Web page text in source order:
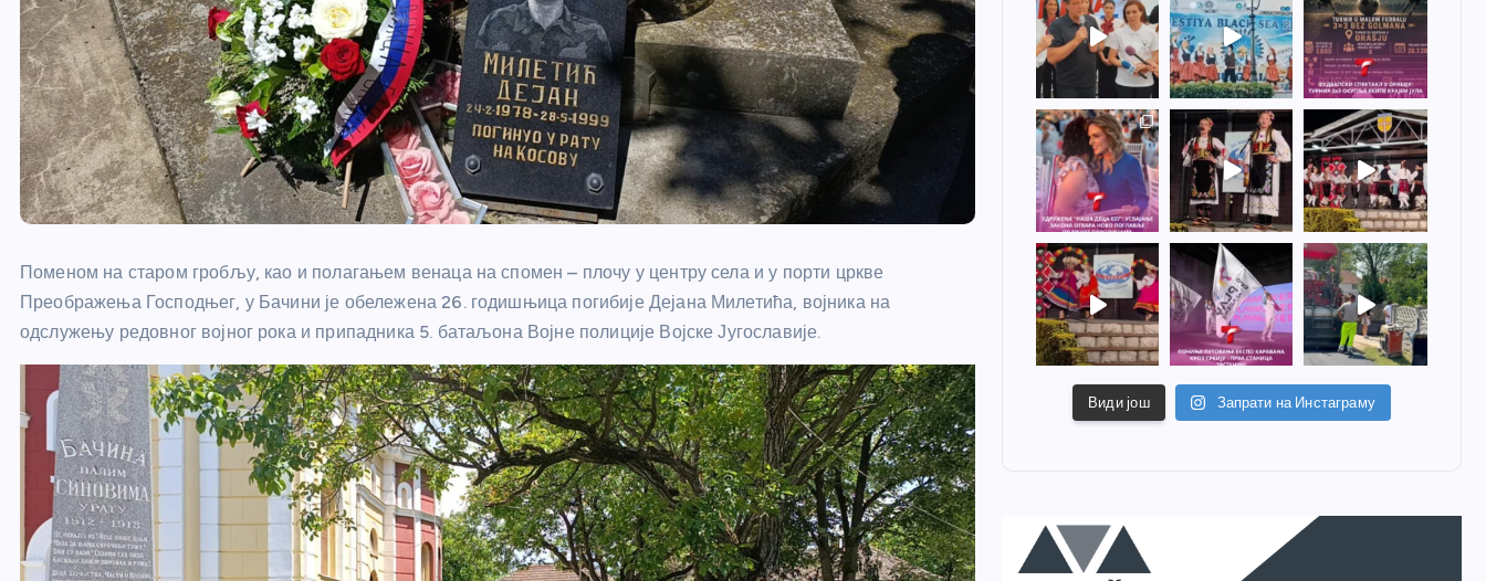
Поменом на старом гробљу, као и полагањем венаца на спомен – плочу у центру села и у порти цркве
Преображења Господњег, у Бачини је обележена 26. годишњица погибије Дејана Милетића, војника на
одслужењу редовног војног рока и припадника 5. батаљона Војне полиције Војске Југославије.
Види још Запрати на Инстаграму